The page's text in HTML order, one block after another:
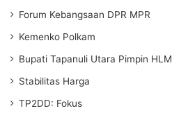
Forum Kebangsaan DPR MPR
Kemenko Polkam
‎Bupati Tapanuli Utara Pimpin HLM
Stabilitas Harga
TP2DD: Fokus